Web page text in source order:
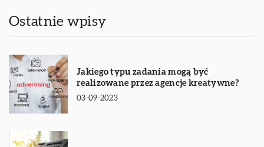
Ostatnie wpisy
Jakiego typu zadania mogą być
realizowane przez agencje kreatywne?
03-09-2023